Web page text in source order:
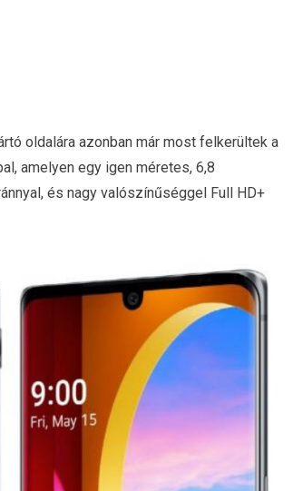
oldalára azonban már most felkerültek a
amelyen egy igen méretes, 6,8
és nagy valószínűséggel Full HD+